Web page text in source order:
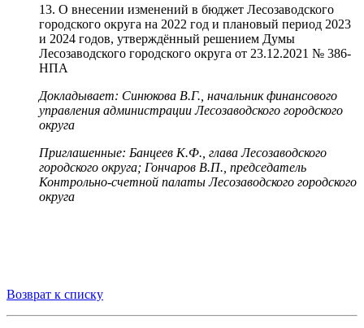
13. О внесении изменений в бюджет Лесозаводского
городского округа на 2022 год и плановый период 2023
и 2024 годов, утверждённый решением Думы
Лесозаводского городского округа от 23.12.2021 № 386-
НПА
Докладывает: Синюкова В.Г., начальник финансового
управления администрации Лесозаводского городского
округа
Приглашенные: Банцеев К.Ф., глава Лесозаводского
городского округа; Гончаров В.П., председатель
Контрольно-счетной палаты Лесозаводского городского
округа
Возврат к списку